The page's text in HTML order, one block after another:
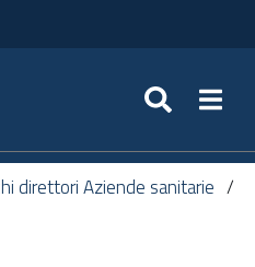
direttori Aziende sanitarie